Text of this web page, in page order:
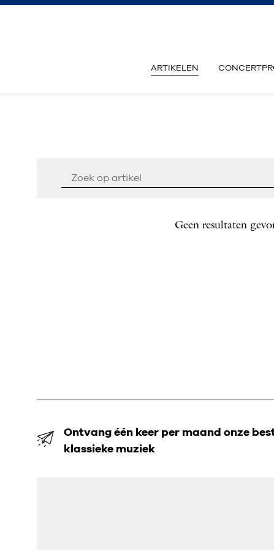
ARTIKELEN
Geen resultaten
Ontvang één keer per maand onze
klassieke muziek